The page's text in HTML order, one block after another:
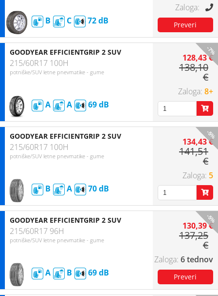
B C 72
-7%
GOODYEAR EFFICIENTGRIP 2 SUV
215/60R17 100H
potniške/SUV letne pnevmatike - gume
A A 69
128,43 €
138,10
€
8+
-5%
GOODYEAR EFFICIENTGRIP 2 SUV
215/60R17 100H
potniške/SUV letne pnevmatike - gume
B A 70
134,43 €
141,51
€
5
-5%
GOODYEAR EFFICIENTGRIP 2 SUV
215/60R17 96H
potniške/SUV letne pnevmatike - gume
A B 69
130,39 €
137,25
€
6 tednov